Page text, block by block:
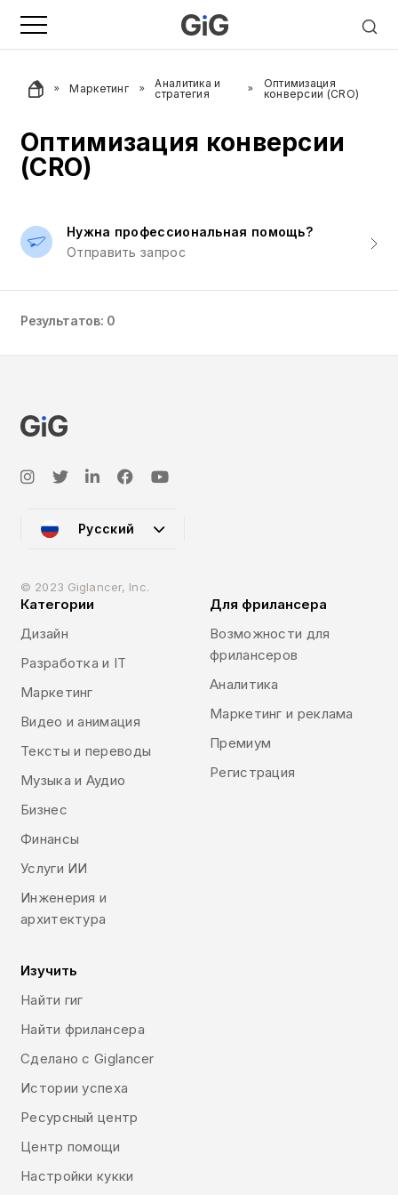
Маркетинг
Аналитика и
стратегия
Оптимизация
конверсии (CRO)
Оптимизация конверсии
(CRO)
Нужна профессиональная помощь?
Отправить запрос
Результатов: 0
Русский
© 2023 Giglancer, Inc.
Категории
Дизайн
Разработка и IT
Маркетинг
Видео и анимация
Тексты и переводы
Музыка и Аудио
Бизнес
Финансы
Услуги ИИ
Инженерия и
архитектура
Для фрилансера
Возможности для
фрилансеров
Аналитика
Маркетинг и реклама
Премиум
Регистрация
Изучить
Найти гиг
Найти фрилансера
Сделано с Giglancer
Истории успеха
Ресурсный центр
Центр помощи
Настройки кукки